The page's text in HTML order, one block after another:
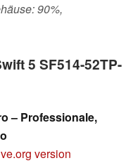
90%,
5 SF514-52TP-
– Professionale,
version